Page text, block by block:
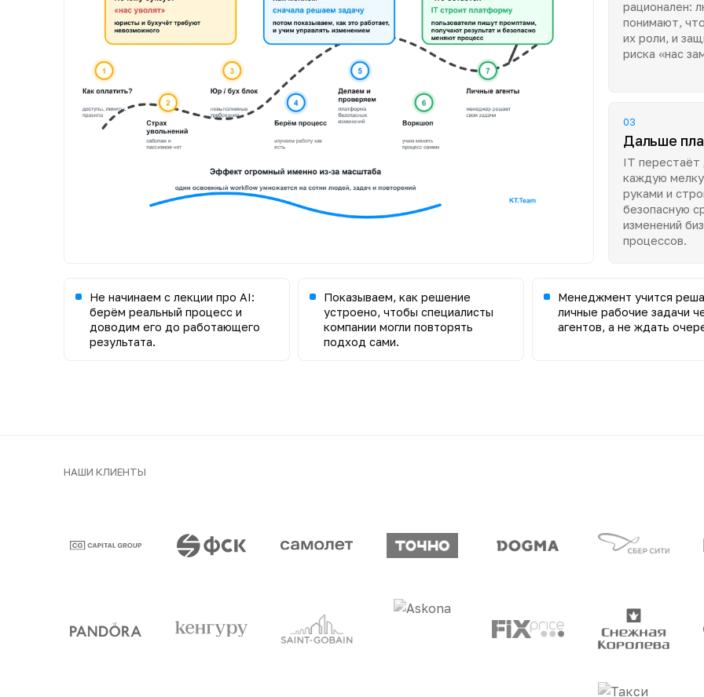
рационален:
понимают,
их роли, и
риска «нас
03
Дальше
IT перестаёт
каждую
руками и
безопасную
изменений
процессов.
Не начинаем с лекции про AI:
берём реальный процесс и
доводим его до работающего
результата.
Показываем, как решение
устроено, чтобы специалисты
компании могли повторять
подход сами.
Менеджмент учится
личные рабочие задачи
агентов, а не ждать
НАШИ КЛИЕНТЫ